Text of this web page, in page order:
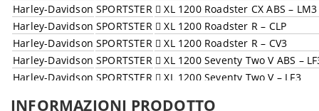
Harley-Davidson SPORTSTER XL 1200 Roadster CX ABS – LM3
Harley-Davidson SPORTSTER XL 1200 Roadster R – CLP
Harley-Davidson SPORTSTER XL 1200 Roadster R – CV3
Harley-Davidson SPORTSTER XL 1200 Seventy Two V ABS –
Harley-Davidson SPORTSTER XL 1200 Seventy Two V – LF3
INFORMAZIONI PRODOTTO